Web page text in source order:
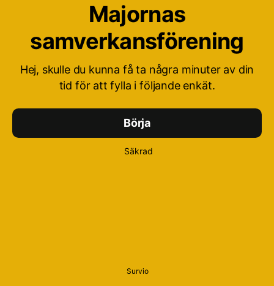
Majornas
samverkansförening
Hej, skulle du kunna få ta några minuter av din
tid för att fylla i följande enkät.
Börja
Säkrad
Survio